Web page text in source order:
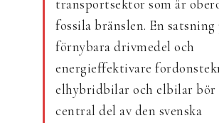
transportsektor som är
fossila bränslen. En satsning
förnybara drivmedel och
energieffektivare
elhybridbilar och elbilar bör
central del av den svenska